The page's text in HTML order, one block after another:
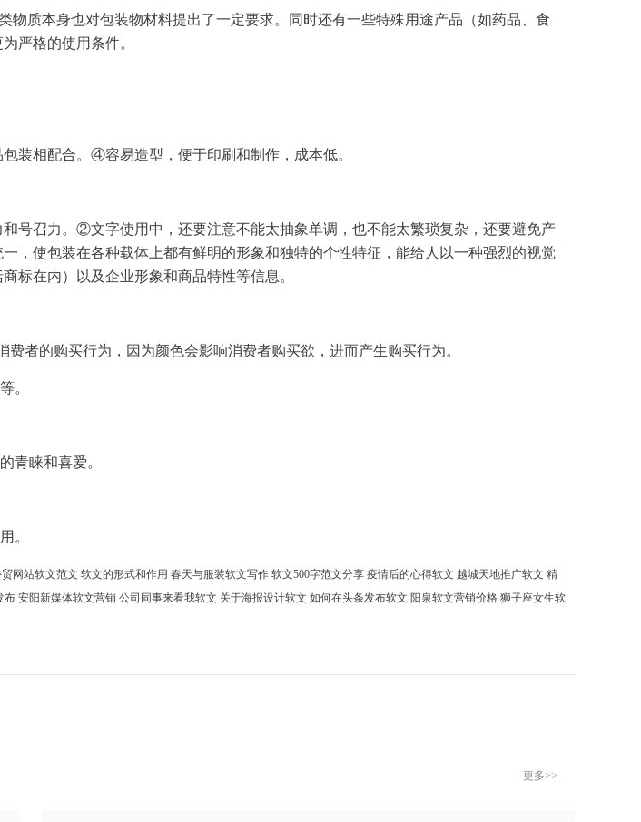
物质本身也对包装物材料提出了一定要求。同时还有一些特殊用途产品 （如药品、食
严格的使用条件。
相配合。④容易造型，便于印刷和制作，成本低。
号召力。②文字使用中，还要注意不能太抽象单调，也不能太繁琐复杂，还要避免产
，使包装在各种载体上都有鲜明的形象和独特的个性特征，能给人以一种强烈的视觉
标在内）以及企业形象和商品特性等信息。
费者的购买行为，因为颜色会影响消费者购买欲，进而产生购买行为。
。
青睐和喜爱。
。
网站软文范文 软文的形式和作用 春天与服装软文写作 软文500字范文分享 疫情后的心得软文 越城天地推广软文 精
布 安阳新媒体软文营销 公司同事来看我软文 关于海报设计软文 如何在头条发布软文 阳泉软文营销价格 狮子座女生软
更多>>